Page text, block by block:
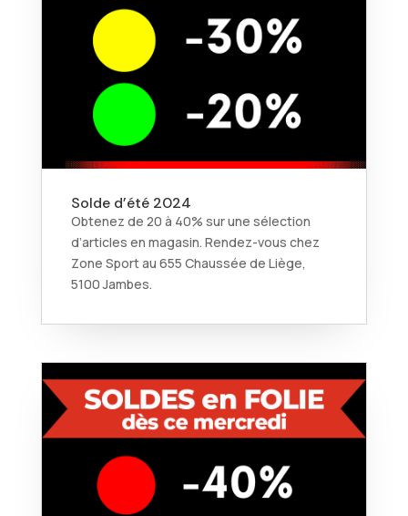
Solde d’été 2024
Obtenez de 20 à 40% sur une sélection
d’articles en magasin. Rendez-vous chez
Zone Sport au 655 Chaussée de Liège,
5100 Jambes.